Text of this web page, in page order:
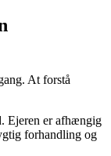
At forstå
Ejeren er afhængig
forhandling og